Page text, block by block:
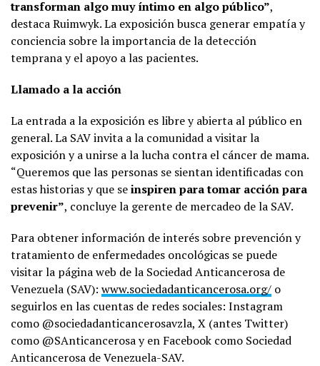
transforman algo muy íntimo en algo público”,
destaca Ruimwyk. La exposición busca generar empatía y
conciencia sobre la importancia de la detección
temprana y el apoyo a las pacientes.
Llamado a la acción
La entrada a la exposición es libre y abierta al público en
general. La SAV invita a la comunidad a visitar la
exposición y a unirse a la lucha contra el cáncer de mama.
“Queremos que las personas se sientan identificadas con
estas historias y que seinspiren para tomar acción para
prevenir”, concluye la gerente de mercadeo de la SAV.
Para obtener información de interés sobre prevención y
tratamiento de enfermedades oncológicas se puede
visitar la página web de la Sociedad Anticancerosa de
Venezuela (SAV): www.sociedadanticancerosa.org/ o
seguirlos en las cuentas de redes sociales: Instagram
como @sociedadanticancerosavzla, X (antes Twitter)
como @SAnticancerosa y en Facebook como Sociedad
Anticancerosa de Venezuela-SAV.